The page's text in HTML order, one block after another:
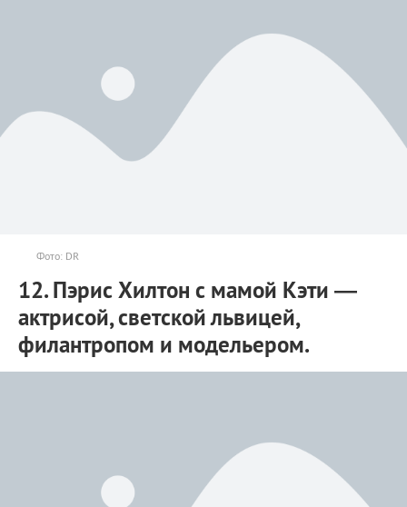
Фото: DR
12. Пэрис Хилтон с мамой Кэти —
актрисой, светской львицей,
филантропом и модельером.